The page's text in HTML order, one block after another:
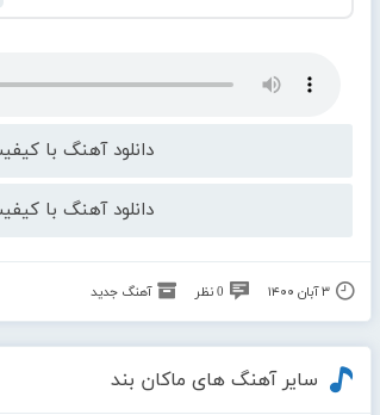
دانلود آهنگ با کیفیت
دانلود آهنگ با کیفیت
۳ آبان ۱۴۰۰ 0 نظر آهنگ جدید
سایر آهنگ های ماکان بند